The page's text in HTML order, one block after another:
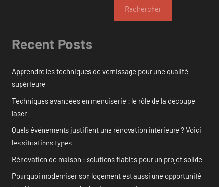
Rechercher
Recent Posts
Apprendre les techniques de vernissage pour une qualité
supérieure
Techniques avancées en menuiserie : le rôle de la découpe
laser
Quels événements justifient une rénovation intérieure ? Voici
les situations types
Rénovation de maison : solutions fiables pour un projet solide
Pourquoi moderniser son logement est aussi une opportunité